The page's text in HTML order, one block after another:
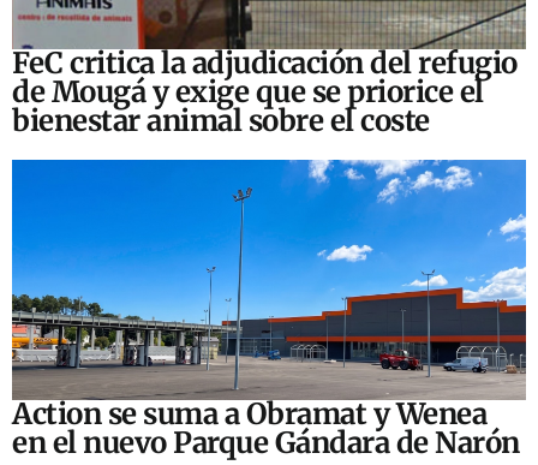
FeC critica la adjudicación del refugio
de Mougá y exige que se priorice el
bienestar animal sobre el coste
Action se suma a Obramat y Wenea
en el nuevo Parque Gándara de Narón